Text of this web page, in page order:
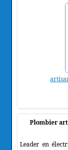
Plombier
Leader en